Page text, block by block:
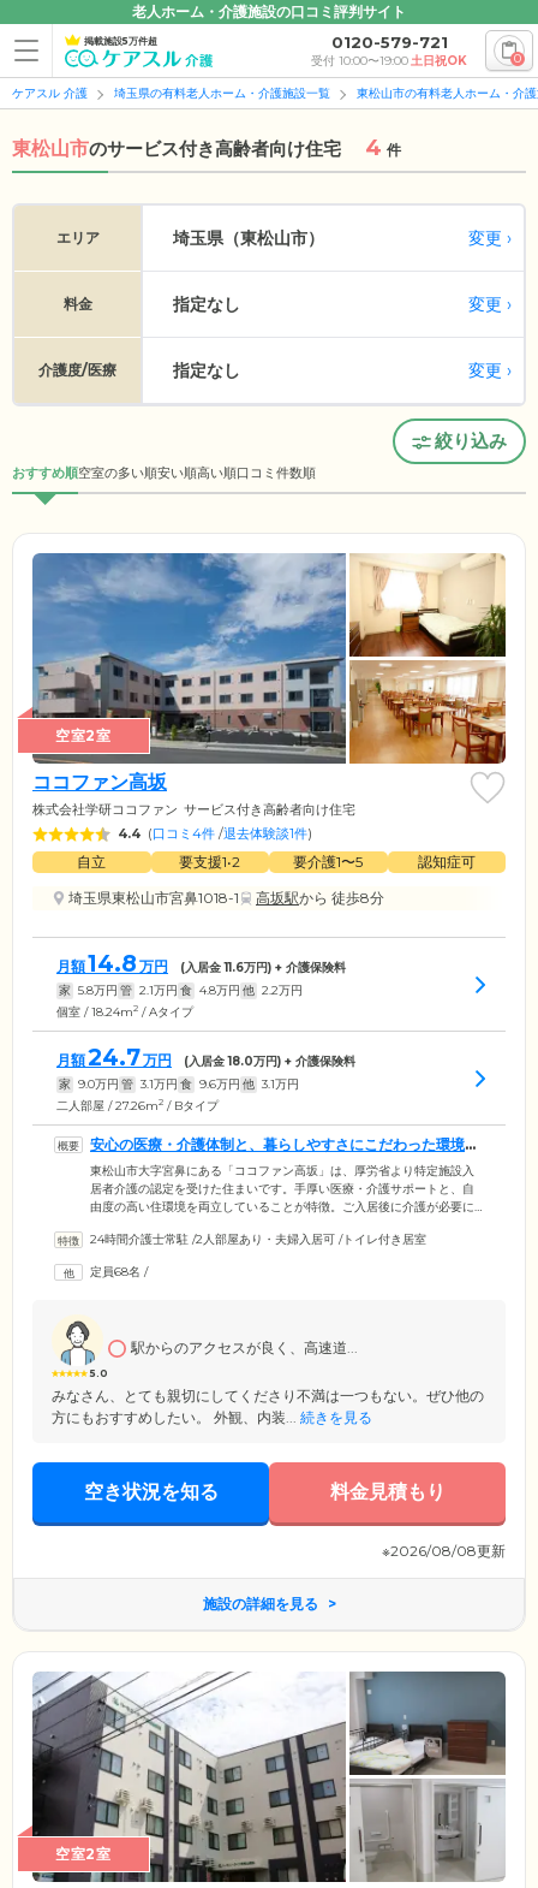
老人ホーム・介護施設の口コミ評判サイト
掲載施設5万件超 0120-579-721
受付 10:00〜19:00土日祝OK 0
ケアスル 介護 埼玉県の有料老人ホーム・介護施設一覧 東松山市の有料老人ホーム・介
東松山市のサービス付き高齢者向け住宅 4 件
エリア 埼玉県（東松山市） 変更
料金 指定なし 変更
介護度/医療 指定なし 変更
絞り込み
おすすめ順空室の多い順安い順高い順口コミ件数順
空室2室
ココファン高坂
株式会社学研ココファン サービス付き高齢者向け住宅
4.4 (口コミ4件 /退去体験談1件)
自立 要支援1•2 要介護1〜5
認知症可
埼玉県東松山市宮鼻1018-1
高坂駅から 徒歩8分
月額14.8 万円 (入居金11.6万円) + 介護保険料
家 5.8万円 管 2.1万円 食 4.8万円 他 2.2万円
個室 / 18.24m2 / Aタイプ
月額24.7万円 (入居金18.0万円) + 介護保険料
家 9.0万円 管 3.1万円 食 9.6万円 他 3.1万円
二人部屋 / 27.26m2 / Bタイプ
安心の医療・介護体制と、暮らしやすさにこだわった環境を
兼ね備えています
東松山市大字宮鼻にある「ココファン高坂」は、厚労省より特定施設入
居者介護の認定を受けた住まいです。手厚い医療・介護サポートと、自
由度の高い住環境を両立していることが特徴。ご入居後に介護が必要に
要介護5の認定を受けた方まで、幅広い身体状況の方々にご入居いただけ
計を採用。お部屋にはトイレや浴室、キッチン、ナースコールなどを完
24時間介護士常駐 /2人部屋あり・夫婦入居可 /トイレ付き居室
定員68名 /
5.0
駅からのアクセスが良く、高速道...
みなさん、とても親切にしてくださり不満は一つもない。ぜひ他の
方にもおすすめしたい。 外観、内装... 続きを見る
空き状況を知る 料金見積もり
※2026/08/08更新
施設の詳細を見る
空室2室